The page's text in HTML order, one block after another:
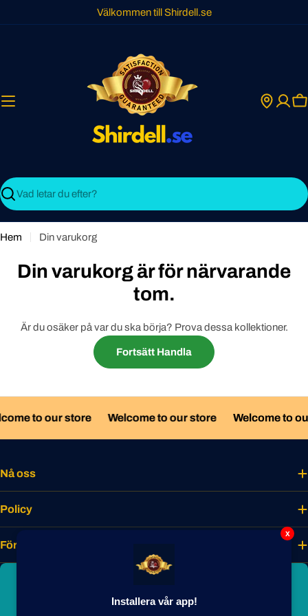
to
Välkommen till Shirdell.se
Search
Hem Din varukorg
Din varukorg är för närvarande
tom.
Är du osäker på var du ska börja? Prova dessa kollektioner.
Fortsätt Handla
to our store Welcome to our store Welcome to
Nå oss
Policy
Företaget
Lås upp unika förmåner, förtur till nyheter
x
Installera vår app!